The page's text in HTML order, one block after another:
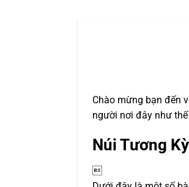
Chào mừng bạn đến
người nơi đây như
Núi Tương
